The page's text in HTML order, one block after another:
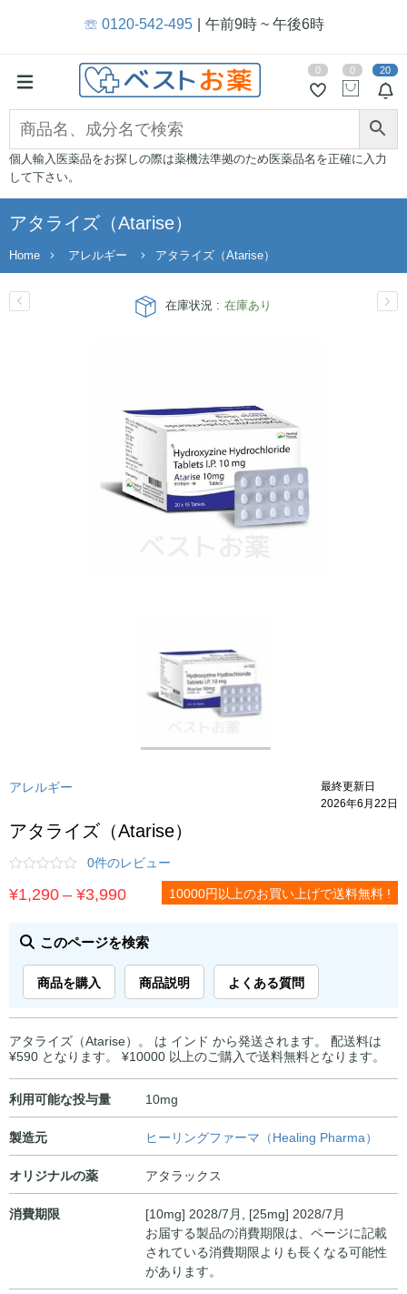
☏ 0120-542-495 午前9時 ~ 午後6時
20
0 0
個人輸入医薬品をお探しの際は薬機法準拠のため医薬品名を正確に入力
して下さい。
アタライズ（Atarise）
Home アレルギー アタライズ（Atarise）
在庫状況 : 在庫あり
アレルギー
最終更新日
2026年6月22日
アタライズ（Atarise）
0件のレビュー
¥1,290–¥3,990価
帯:
¥1,290
¥3,990
10000円以上のお買い上げで送料無料 !
このページを検索
商品を購入 商品説明 よくある質問
アタライズ（Atarise）。 は インド から発送されます。 配送料は
¥590 となります。 ¥10000 以上のご購入で送料無料となります。
利用可能な投与量 10mg
製造元 ヒーリングファーマ（Healing Pharma）
オリジナルの薬 アタラックス
消費期限
[10mg] 2028/7月, [25mg] 2028/7月
お届する製品の消費期限は、ページに記載
されている消費期限よりも長くなる可能性
があります。